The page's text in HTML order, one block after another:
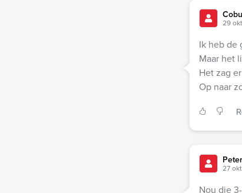
29
Ik heb de
Maar het
Het zag
Op naar
Peter
27
Nou die